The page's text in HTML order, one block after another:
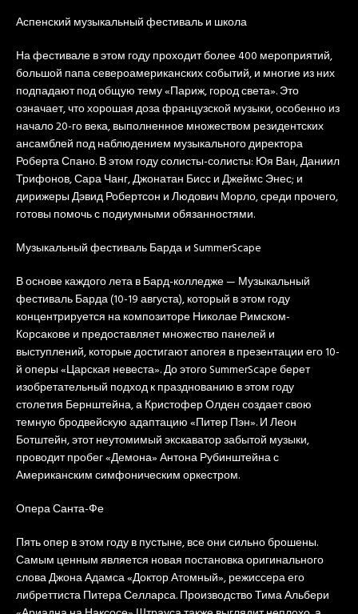
Аспенский музыкальный фестиваль и школа
На фестивале в этом году проходит более 400 мероприятий,
большой папа североамериканских событий, и многие из них
подпадают под общую тему «Париж, город света». Это
означает, что хорошая доза французской музыки, особенно из
начало 20-го века, выполненное множеством резидентских
ансамблей под наблюдением музыкального директора
Роберта Спано. В этом году солисты-солисты: Юя Ван, Даниил
Трифонов, Сара Чанг, Джонатан Бисс и Джеймс Энес; и
дирижеры Дэвид Робертсон и Людович Морло, среди прочего,
готовы помочь с подиумными обязанностями.
Музыкальный фестиваль Барда и SummerScape
В основе каждого лета в Бард-колледже — Музыкальный
фестиваль Барда (10-19 августа), который в этом году
концентрируется на композиторе Николае Римском-
Корсакове и предоставляет множество панелей и
выступлений, которые достигают апогея в презентации его 10-
й оперы «Царская невеста». До этого SummerScape берет
изобретательный подход к празднованию в этом году
столетия Бернштейна, а Кристофер Олден создает свою
темную бродвейскую адаптацию «Питер Пэн». И Леон
Ботштейн, этот неутомимый экскаватор забытой музыки,
проводит пробег «Демона» Антона Рубинштейна с
Американским симфоническим оркестром.
Опера Санта-Фе
Пять опер в этом году в пустыне, все они сильно брошены.
Самым ценным является новая постановка оригинального
слова Джона Адамса «Доктор Атомный», режиссера его
либреттиста Питера Селларса. Производство Тима Альбери